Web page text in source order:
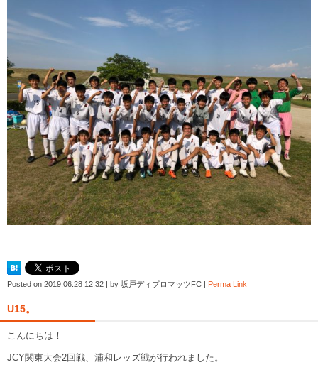
Posted on 2019.06.28 12:32 by 坂戸ディプロマッツFC Perma Link
U15。
こんにちは！
JCY関東大会2回戦、浦和レッズ戦が行われました。